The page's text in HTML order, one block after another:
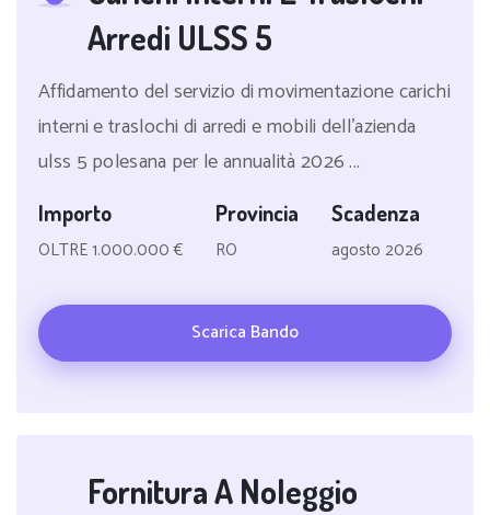
Arredi ULSS 5
Affidamento del servizio di movimentazione carichi
interni e traslochi di arredi e mobili dell'azienda
ulss 5 polesana per le annualità 2026 ...
Importo
OLTRE 1.000.000 €
Provincia
RO
Scadenza
agosto 2026
Scarica Bando
Fornitura A Noleggio